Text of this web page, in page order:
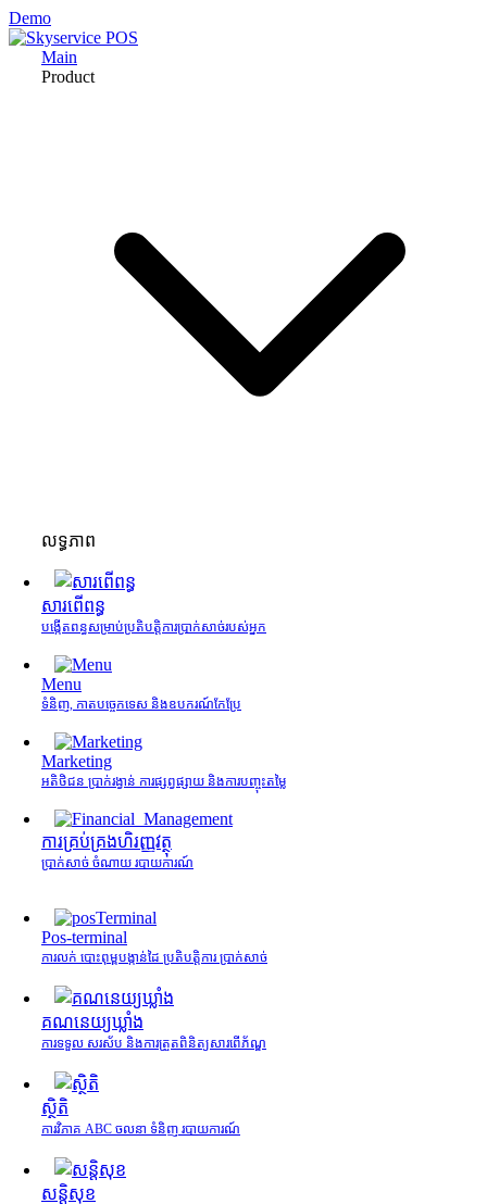
Demo
Main
Product
លទ្ធភាព
សារពើពន្ធ
បង្កើតពន្ធសម្រាប់ប្រតិបត្តិការប្រាក់សាច់របស់អ្នក
Menu
ទំនិញ, កាតបច្ចេកទេស និងឧបករណ៍កែប្រែ
Marketing
អតិថិជន ប្រាក់រង្វាន់ ការផ្សព្វផ្សាយ និងការបញ្ចុះតម្លៃ
ការគ្រប់គ្រង​ហិរញ្ញវត្ថុ
ប្រាក់សាច់ ចំណាយ របាយការណ៍
Pos-terminal
ការលក់ បោះពុម្ពបង្កាន់ដៃ ប្រតិបត្តិការ ប្រាក់សាច់
គណនេយ្យឃ្លាំង
ការទទួល សរស័ប និងការត្រួតពិនិត្យសារពើភ័ណ្ឌ
ស្ថិតិ
ការវិភាគ ABC ចលនា ទំនិញ របាយការណ៍
សន្តិសុខ